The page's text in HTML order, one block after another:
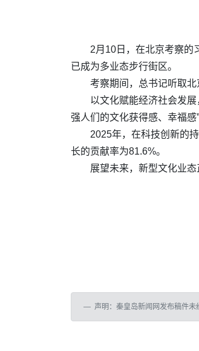
2月10日，在北京考察的
已成为多业态步行街区。
考察期间，总书记听取北
以文化赋能经济社会发
强人们的文化获得感、幸福感”
2025年，在科技创新的
长的贡献率为81.6%。
展望未来，新型文化业
声明：秦皇岛新闻网发布稿件未